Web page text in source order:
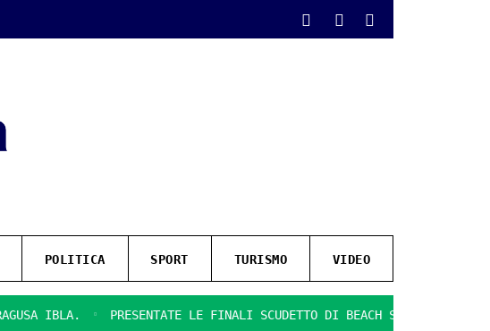
POLITICA SPORT TURISMO VIDEO
PRESENTATE LE FINALI SCUDETTO DI BEACH SOCCER IL GIOCO SI FA